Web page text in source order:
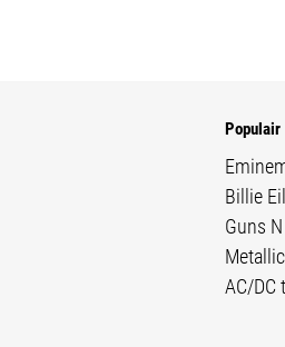
Populair
Billie
Guns
AC/DC